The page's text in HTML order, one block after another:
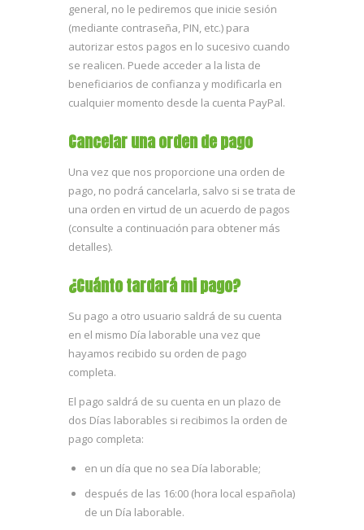
general, no le pediremos que inicie sesión
(mediante contraseña, PIN, etc.) para
autorizar estos pagos en lo sucesivo cuando
se realicen. Puede acceder a la lista de
beneficiarios de confianza y modificarla en
cualquier momento desde la cuenta PayPal.
Cancelar una orden de pago
Una vez que nos proporcione una orden de
pago, no podrá cancelarla, salvo si se trata de
una orden en virtud de un acuerdo de pagos
(consulte a continuación para obtener más
detalles).
¿Cuánto tardará mi pago?
Su pago a otro usuario saldrá de su cuenta
en el mismo Día laborable una vez que
hayamos recibido su orden de pago
completa.
El pago saldrá de su cuenta en un plazo de
dos Días laborables si recibimos la orden de
pago completa:
en un día que no sea Día laborable;
después de las 16:00 (hora local española)
de un Día laborable.